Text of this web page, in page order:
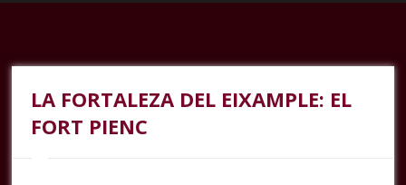
LA FORTALEZA DEL EIXAMPLE: EL
FORT PIENC